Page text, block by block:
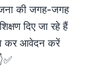
की जगह-जगह
दिए जा रहे हैं
कर आवेदन करें